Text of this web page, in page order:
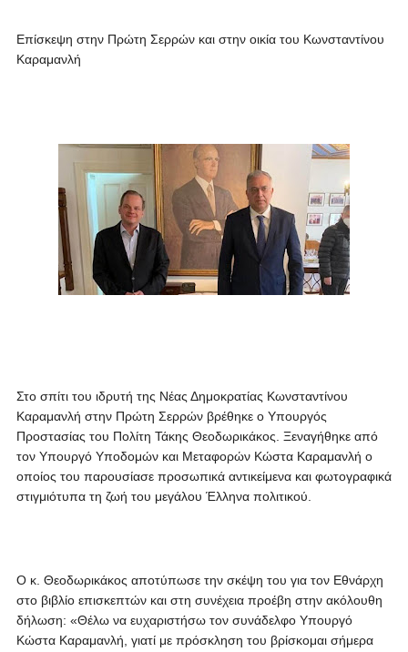
Επίσκεψη στην Πρώτη Σερρών και στην οικία του Κωνσταντίνου
Καραμανλή
Στο σπίτι του ιδρυτή της Νέας Δημοκρατίας Κωνσταντίνου
Καραμανλή στην Πρώτη Σερρών βρέθηκε ο Υπουργός
Προστασίας του Πολίτη Τάκης Θεοδωρικάκος. Ξεναγήθηκε από
τον Υπουργό Υποδομών και Μεταφορών Κώστα Καραμανλή ο
οποίος του παρουσίασε προσωπικά αντικείμενα και φωτογραφικά
στιγμιότυπα τη ζωή του μεγάλου Έλληνα πολιτικού.
Ο κ. Θεοδωρικάκος αποτύπωσε την σκέψη του για τον Εθνάρχη
στο βιβλίο επισκεπτών και στη συνέχεια προέβη στην ακόλουθη
δήλωση: «Θέλω να ευχαριστήσω τον συνάδελφο Υπουργό
Κώστα Καραμανλή, γιατί με πρόσκληση του βρίσκομαι σήμερα